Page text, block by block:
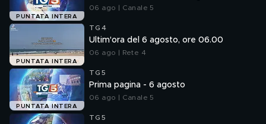
PUNTATA INTERA
06 ago | Canale 5
PUNTATA INTERA
TG4
Ultim'ora del 6 agosto, ore 06.00
06 ago | Rete 4
PUNTATA INTERA
TG5
Prima pagina - 6 agosto
06 ago | Canale 5
TG5